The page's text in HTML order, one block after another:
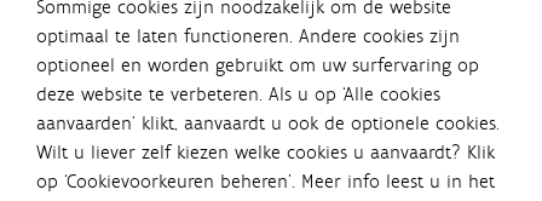
Sommige cookies zijn noodzakelijk om de website
optimaal te laten functioneren. Andere cookies zijn
optioneel en worden gebruikt om uw surfervaring op
deze website te verbeteren. Als u op ‘Alle cookies
aanvaarden’ klikt, aanvaardt u ook de optionele cookies.
Wilt u liever zelf kiezen welke cookies u aanvaardt? Klik
op ‘Cookievoorkeuren beheren’. Meer info leest u in het
Integraalwaterbeleid.be is een
officiële website van de Vlaamse
overheid
uitgegeven door Coördinatiecommissie Integraal
Waterbeleid